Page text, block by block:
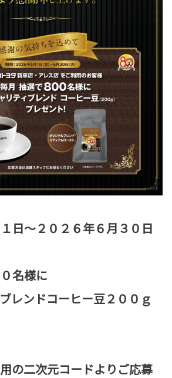
日～２０２６年６月３０日
名様に
レンドコーヒー豆２００ｇ
の二次元コードよりご応募